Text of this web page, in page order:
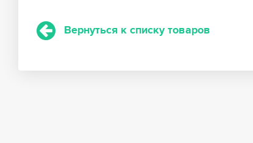
Вернуться к списку товаров